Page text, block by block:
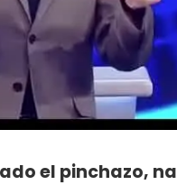
el pinchazo,